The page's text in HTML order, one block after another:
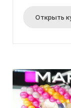
нижнее
Открыть